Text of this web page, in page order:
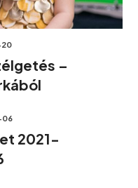
–
06
2021-